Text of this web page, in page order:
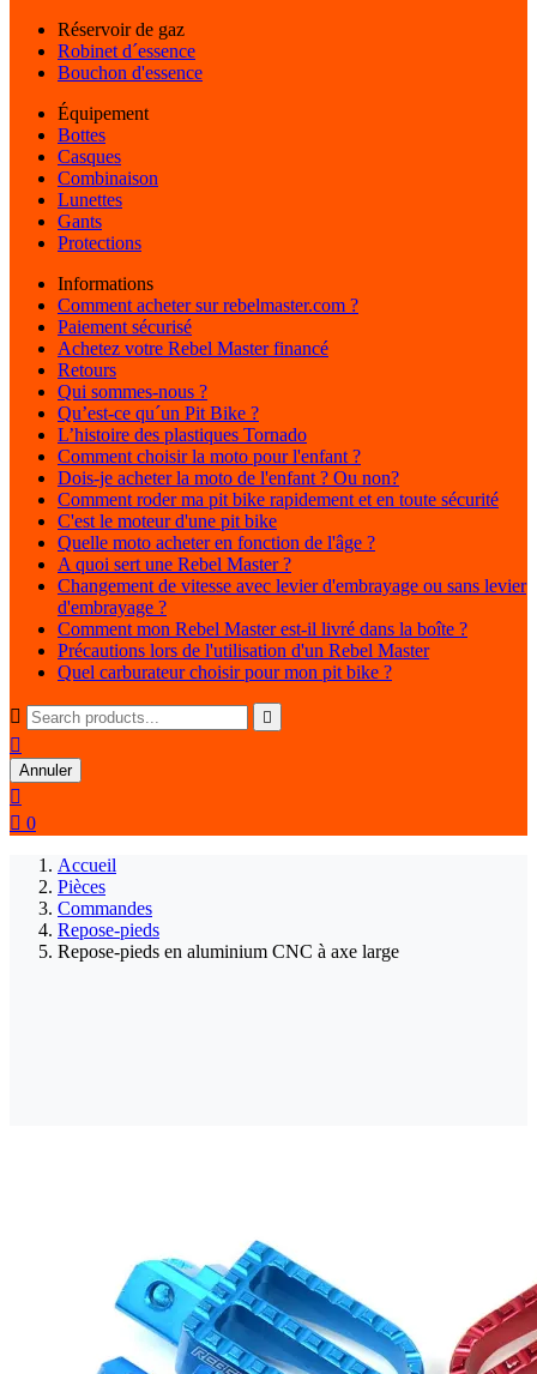
Réservoir de gaz
Robinet d´essence
Bouchon d'essence
Équipement
Bottes
Casques
Combinaison
Lunettes
Gants
Protections
Informations
Comment acheter sur rebelmaster.com ?
Paiement sécurisé
Achetez votre Rebel Master financé
Retours
Qui sommes-nous ?
Qu’est-ce qu´un Pit Bike ?
L’histoire des plastiques Tornado
Comment choisir la moto pour l'enfant ?
Dois-je acheter la moto de l'enfant ? Ou non?
Comment roder ma pit bike rapidement et en toute sécurité
C'est le moteur d'une pit bike
Quelle moto acheter en fonction de l'âge ?
A quoi sert une Rebel Master ?
Changement de vitesse avec levier d'embrayage ou sans levier
d'embrayage ?
Comment mon Rebel Master est-il livré dans la boîte ?
Précautions lors de l'utilisation d'un Rebel Master
Quel carburateur choisir pour mon pit bike ?
 

Annuler

 0
Accueil
Pièces
Commandes
Repose-pieds
Repose-pieds en aluminium CNC à axe large